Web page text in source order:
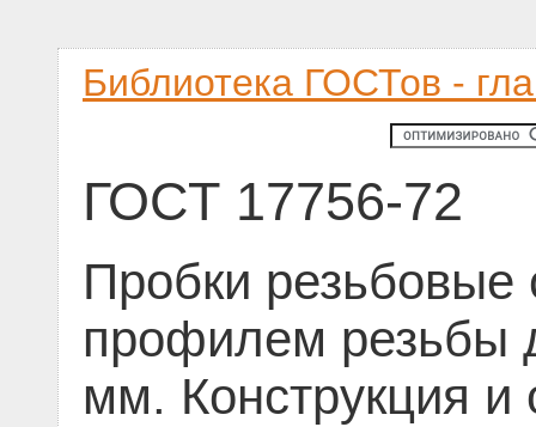
Библиотека ГОСТов -
ГОСТ 17756-72
Пробки
профилем резьбы
мм. Конструкция